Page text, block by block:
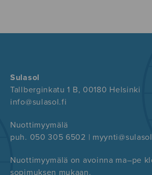
Sulasol
Tallberginkatu 1 B, 00180 Helsinki
info@sulasol.fi
Nuottimyymälä
puh. 050 305 6502 |
Nuottimyymälä on avoinna ma–pe
sopimuksen mukaan.